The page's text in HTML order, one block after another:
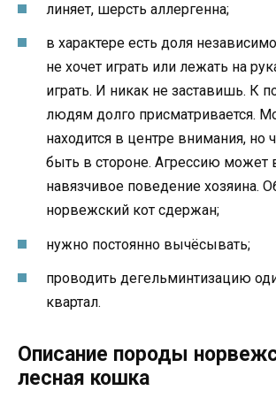
линяет, шерсть аллергенна;
в характере есть доля
не хочет играть или лежать на
играть. И никак не заставишь. К
людям долго присматривается.
находится в центре внимания, но
быть в стороне. Агрессию может
навязчивое поведение хозяина.
норвежский кот сдержан;
нужно постоянно вычёсывать;
проводить дегельминтизацию
квартал.
Описание породы
лесная кошка